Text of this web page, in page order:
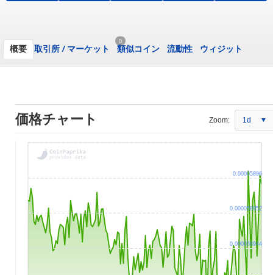
概要 取引所 /マーケット
0
類似コイン 流動性 ウィジット
価格チャート Zoom: 1d
0.000058944
0.000058952
0.00005896